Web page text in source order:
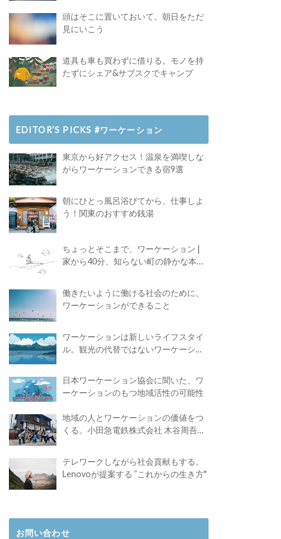
頭はそこに置いておいて。朝日をただ
見にいこう
道具も車も買わずに借りる。モノを持
たずにシェア&サブスクでキャンプ
EDITOR’S PICKS #ワーケーション
東京から好アクセス！温泉を満喫しな
がらワーケーションできる宿9選
朝にひとっ風呂浴びてから、仕事しよ
う！関東のおすすめ銭湯
ちょっとそこまで、ワーケーション |
家から40分、知らない町の静かな本屋
働きたいように働ける社会のために、
ワーケーションができること
ワーケーションは新しいライフスタイ
ル。観光の代替ではないワーケーショ
日本ワーケーション協会に聞いた、ワ
ーケーションのもつ地域活性の可能性
地域の人とワーケーションの価値をつ
くる。小田急電鉄株式会社 木谷周吾さ
テレワークしながら社会貢献もする。
Lenovoが提案する ”これからの生き方"
お問い合わせ